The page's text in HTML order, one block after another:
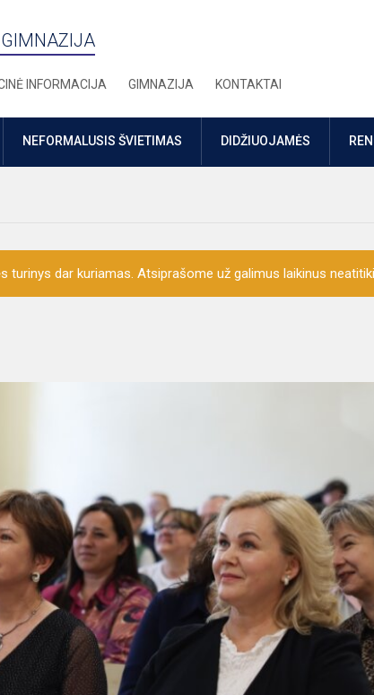
INFORMACIJA GIMNAZIJA KONTAKTAI
NEFORMALUSIS ŠVIETIMAS DIDŽIUOJAMĖS
turinys dar kuriamas. Atsiprašome už galimus laikinus